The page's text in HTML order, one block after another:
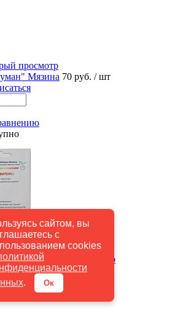
сайтом, вы
с
cookies
. Ок
просмотр
Мязина 70 руб. / шт
Быстрый просмотр
35 руб./ шт